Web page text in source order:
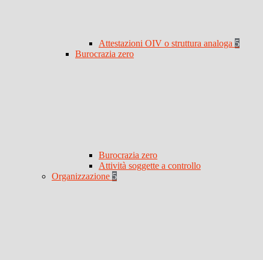
Attestazioni OIV o struttura analoga 5
Burocrazia zero
Burocrazia zero
Attività soggette a controllo
Organizzazione 5